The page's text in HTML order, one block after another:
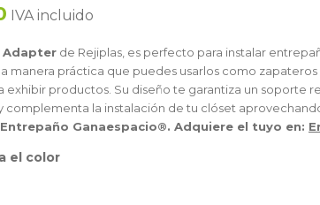
IVA incluido
Adapter de Rejiplas, es perfecto para instalar
manera práctica que puedes usarlos como
exhibir productos. Su diseño te garantiza un soporte
complementa la instalación de tu clóset
Ganaespacio®. Adquiere el tuyo en:
color